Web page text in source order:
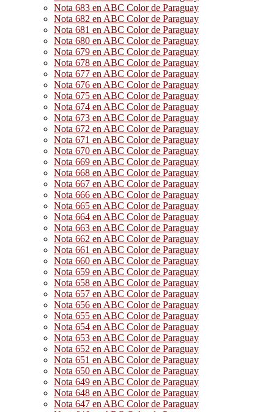
Nota 683 en ABC Color de Paraguay
Nota 682 en ABC Color de Paraguay
Nota 681 en ABC Color de Paraguay
Nota 680 en ABC Color de Paraguay
Nota 679 en ABC Color de Paraguay
Nota 678 en ABC Color de Paraguay
Nota 677 en ABC Color de Paraguay
Nota 676 en ABC Color de Paraguay
Nota 675 en ABC Color de Paraguay
Nota 674 en ABC Color de Paraguay
Nota 673 en ABC Color de Paraguay
Nota 672 en ABC Color de Paraguay
Nota 671 en ABC Color de Paraguay
Nota 670 en ABC Color de Paraguay
Nota 669 en ABC Color de Paraguay
Nota 668 en ABC Color de Paraguay
Nota 667 en ABC Color de Paraguay
Nota 666 en ABC Color de Paraguay
Nota 665 en ABC Color de Paraguay
Nota 664 en ABC Color de Paraguay
Nota 663 en ABC Color de Paraguay
Nota 662 en ABC Color de Paraguay
Nota 661 en ABC Color de Paraguay
Nota 660 en ABC Color de Paraguay
Nota 659 en ABC Color de Paraguay
Nota 658 en ABC Color de Paraguay
Nota 657 en ABC Color de Paraguay
Nota 656 en ABC Color de Paraguay
Nota 655 en ABC Color de Paraguay
Nota 654 en ABC Color de Paraguay
Nota 653 en ABC Color de Paraguay
Nota 652 en ABC Color de Paraguay
Nota 651 en ABC Color de Paraguay
Nota 650 en ABC Color de Paraguay
Nota 649 en ABC Color de Paraguay
Nota 648 en ABC Color de Paraguay
Nota 647 en ABC Color de Paraguay